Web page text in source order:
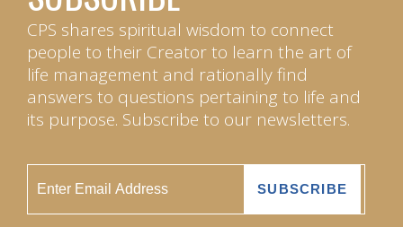
CPS shares spiritual wisdom to connect
people to their Creator to learn the art of
life management and rationally find
answers to questions pertaining to life and
its purpose. Subscribe to our newsletters.